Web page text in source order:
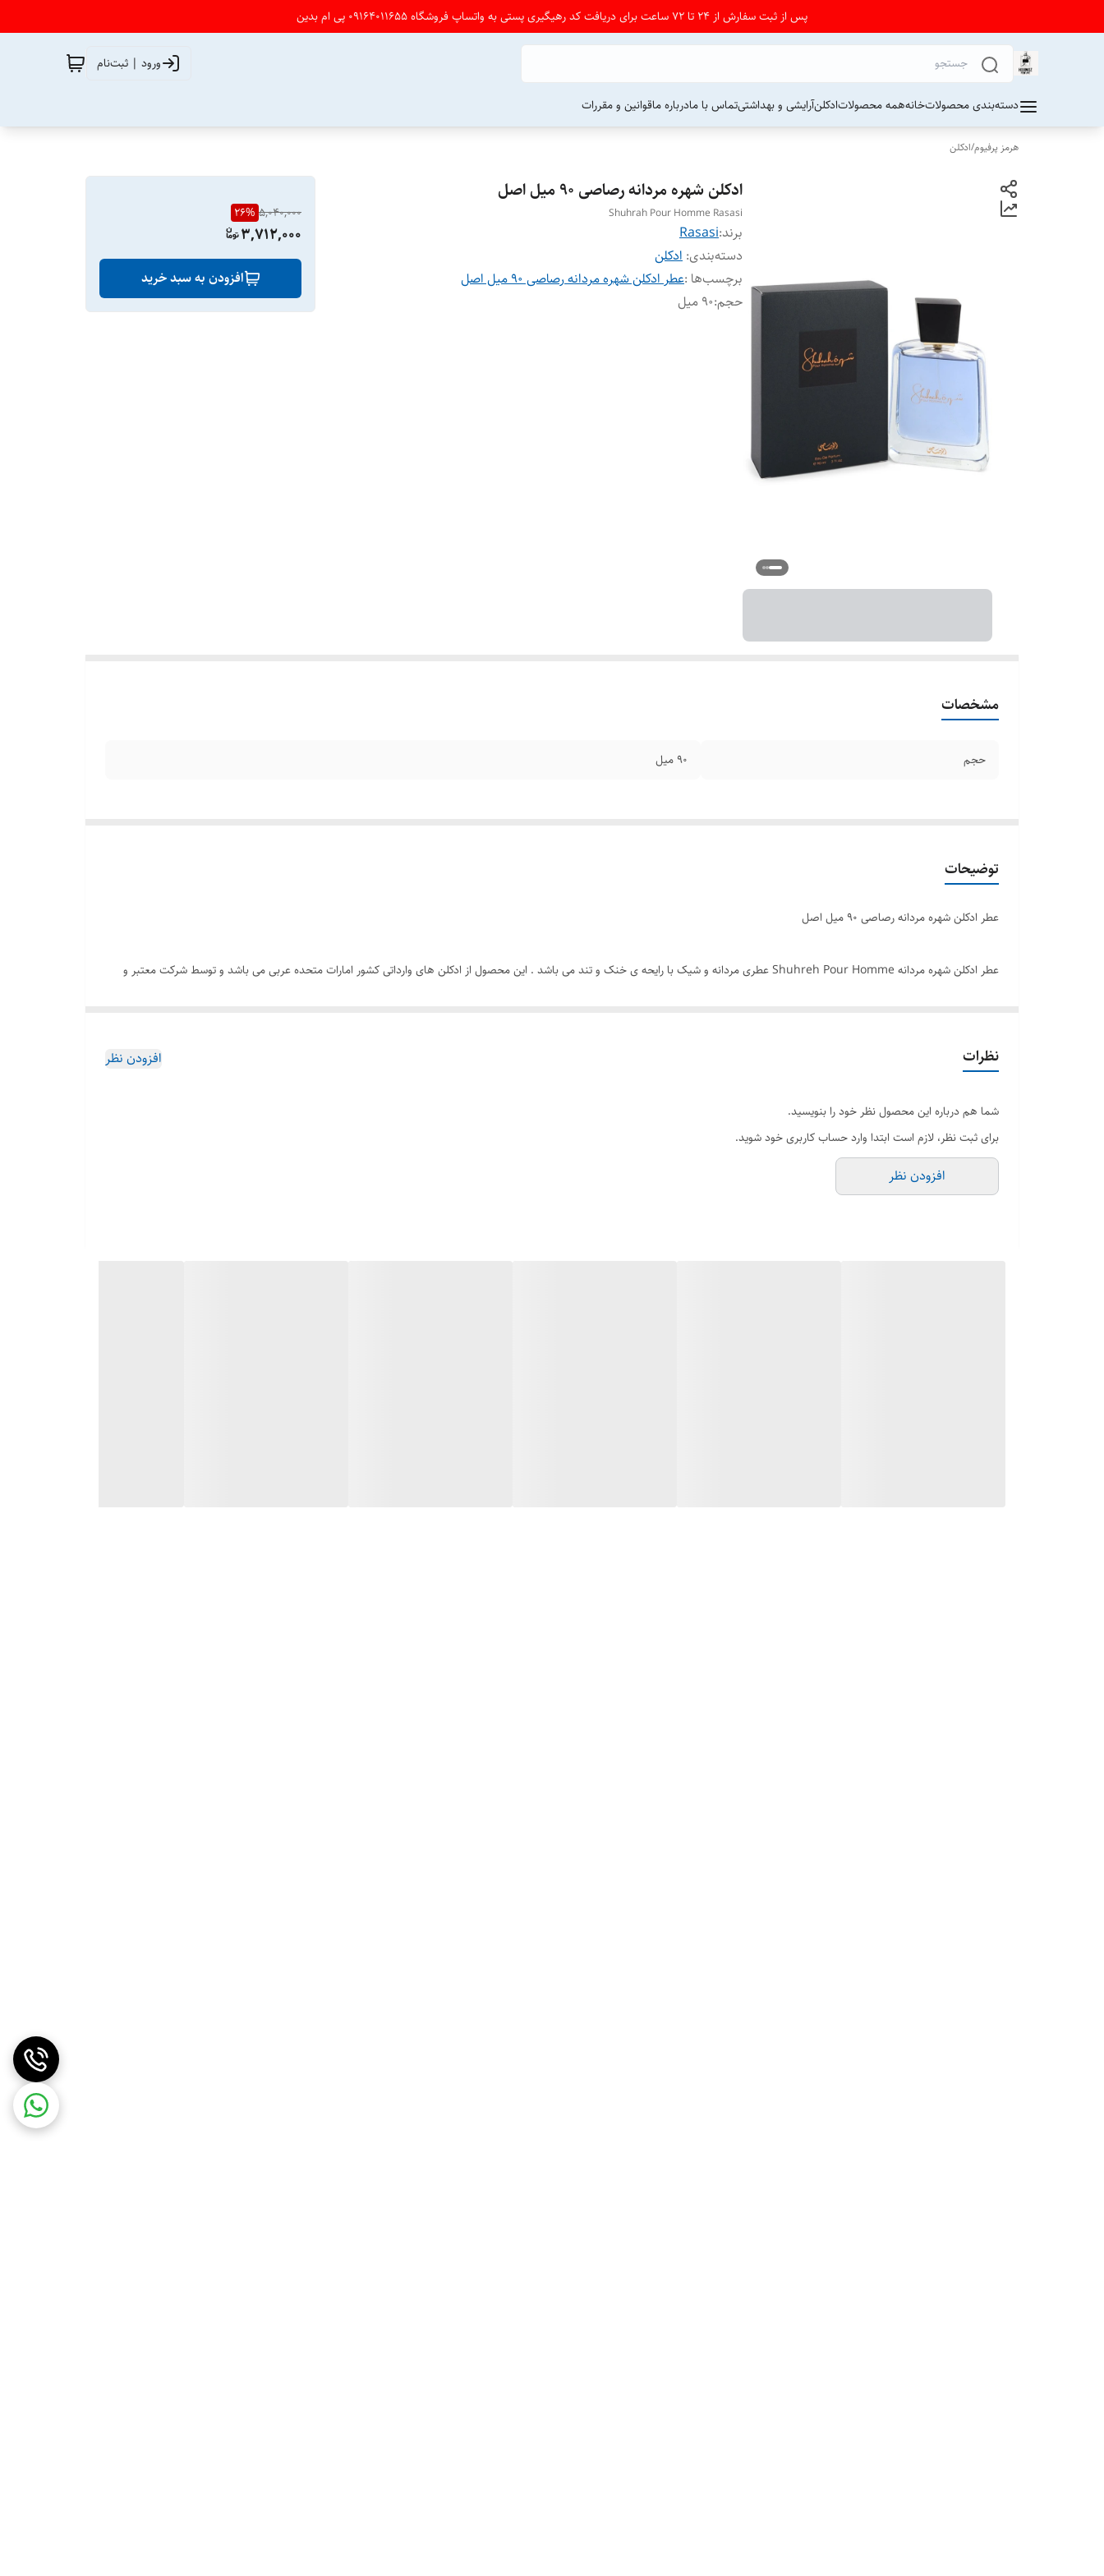
پس از ثبت سفارش از 24 تا 72 ساعت برای دریافت کد رهیگیری پستی به واتساپ فروشگاه 09164011655 پی ام بدین
ورود | ثبت‌نام
دسته‌بندی محصولاتخانههمه محصولاتادکلنآرایشی و بهداشتیتماس با مادرباره ماقوانین و مقررات
هرمز پرفیوم/ادکلن
ادکلن شهره مردانه رصاصی ۹۰ میل اصل
Shuhrah Pour Homme Rasasi
برند:Rasasi
دسته‌بندی: ادکلن
برچسب‌ها :عطر ادکلن شهره مردانه رصاصی ۹۰ میل اصل
حجم:۹۰ میل
5,040,000
26%
3,712,000
افزودن به سبد خرید
مشخصات
حجم ۹۰ میل
توضیحات
عطر ادکلن شهره مردانه رصاصی ۹۰ میل اصل
عطر ادکلن شهره مردانه Shuhreh Pour Homme عطری مردانه و شیک با رایحه ی خنک و تند می باشد . این محصول از ادکلن های وارداتی کشور امارات متحده عربی می باشد و توسط شرکت معتبر و
ارسال گردد.
جنسیت : مردانه
رایحه : خنک و تند
نظرات افزودن نظر
شما هم درباره این محصول نظر خود را بنویسید.
برای ثبت نظر، لازم است ابتدا وارد حساب کاربری خود شوید.
افزودن نظر